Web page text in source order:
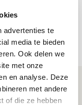
advertenties te
media te bieden
Ook delen we
met onze
en analyse. Deze
met andere
of die ze hebben
door
en